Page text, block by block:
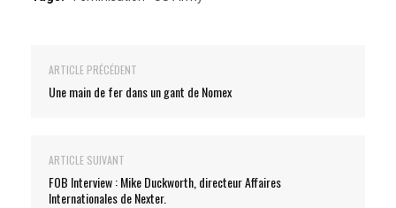
ARTICLE PRÉCÉDENT
Une main de fer dans un gant de Nomex
ARTICLE SUIVANT
FOB Interview : Mike Duckworth, directeur Affaires
Internationales de Nexter.